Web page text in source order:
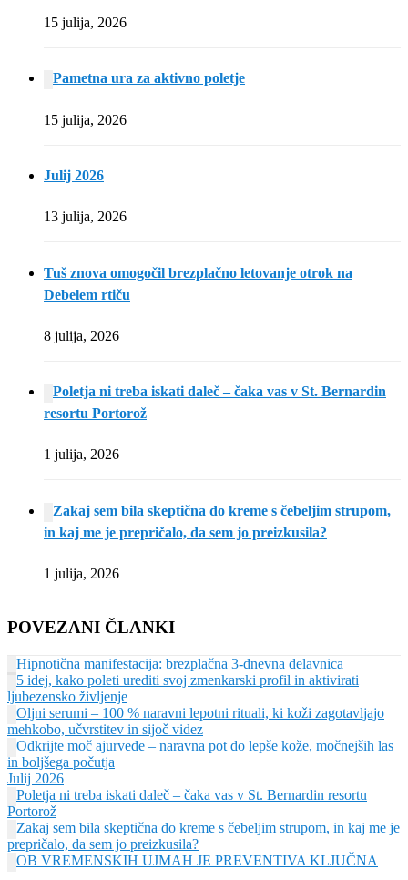
15 julija, 2026
Pametna ura za aktivno poletje
15 julija, 2026
Julij 2026
13 julija, 2026
Tuš znova omogočil brezplačno letovanje otrok na
Debelem rtiču
8 julija, 2026
Poletja ni treba iskati daleč – čaka vas v St. Bernardin
resortu Portorož
1 julija, 2026
Zakaj sem bila skeptična do kreme s čebeljim strupom,
in kaj me je prepričalo, da sem jo preizkusila?
1 julija, 2026
POVEZANI ČLANKI
Hipnotična manifestacija: brezplačna 3-dnevna delavnica
5 idej, kako poleti urediti svoj zmenkarski profil in aktivirati
ljubezensko življenje
Oljni serumi – 100 % naravni lepotni rituali, ki koži zagotavljajo
mehkobo, učvrstitev in sijoč videz
Odkrijte moč ajurvede – naravna pot do lepše kože, močnejših las
in boljšega počutja
Julij 2026
Poletja ni treba iskati daleč – čaka vas v St. Bernardin resortu
Portorož
Zakaj sem bila skeptična do kreme s čebeljim strupom, in kaj me je
prepričalo, da sem jo preizkusila?
OB VREMENSKIH UJMAH JE PREVENTIVA KLJUČNA